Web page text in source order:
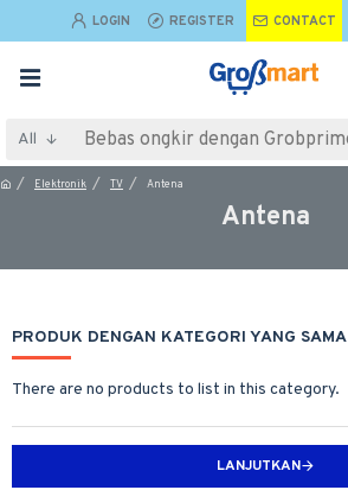
LOGIN REGISTER CONTACT
All
Elektronik TV Antena
Antena
PRODUK DENGAN KATEGORI YANG SAMA
There are no products to list in this category.
LANJUTKAN